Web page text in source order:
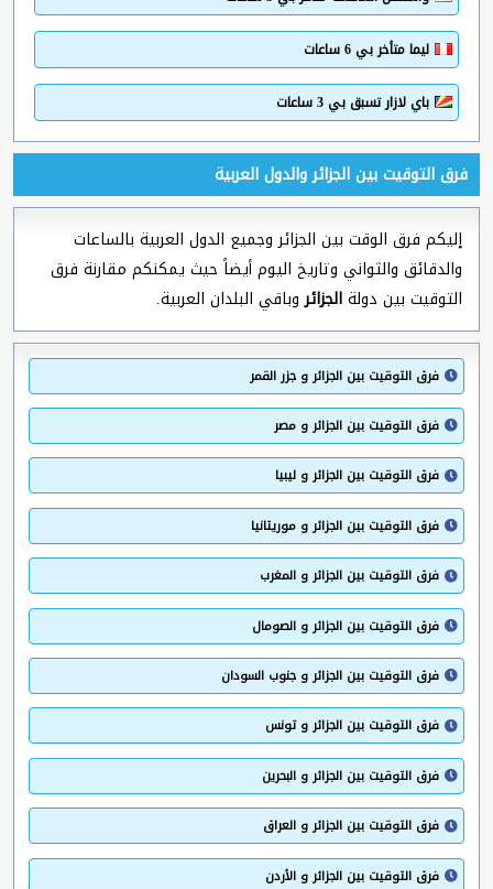
ليما متأخر بي 6 ساعات
باي لازار تسبق بي 3 ساعات
فرق التوقيت بين الجزائر والدول العربية
إليكم فرق الوقت بين الجزائر وجميع الدول العربية بالساعات
والدقائق والثواني وتاريخ اليوم أيضاً حيث يمكنكم مقارنة فرق
التوقيت بين دولةالجزائروباقي البلدان العربية.
فرق التوقيت بين الجزائر و جزر القمر
فرق التوقيت بين الجزائر و مصر
فرق التوقيت بين الجزائر و ليبيا
فرق التوقيت بين الجزائر و موريتانيا
فرق التوقيت بين الجزائر و المغرب
فرق التوقيت بين الجزائر و الصومال
فرق التوقيت بين الجزائر و جنوب السودان
فرق التوقيت بين الجزائر و تونس
فرق التوقيت بين الجزائر و البحرين
فرق التوقيت بين الجزائر و العراق
فرق التوقيت بين الجزائر و الأردن